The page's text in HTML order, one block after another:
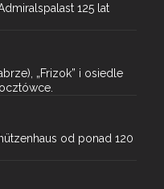
125 lat
„Frizok” i osiedle
od ponad 120